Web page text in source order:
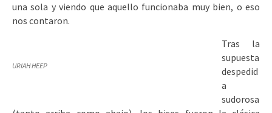
una sola y viendo que aquello funcionaba muy bien, o eso
nos contaron.
URIAH HEEP
Tras la
supuesta
despedid
a
sudorosa